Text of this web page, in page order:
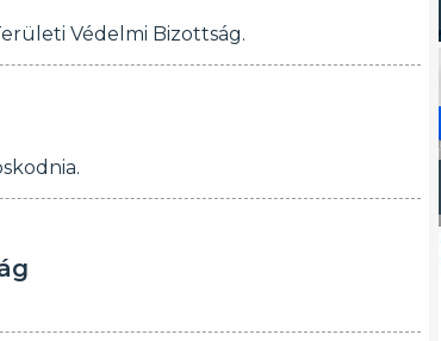
Védelmi Bizottság.